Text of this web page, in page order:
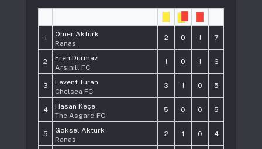
1
Ömer Aktürk
Ranas
2 0 1 7
2
Eren Durmaz
Arsınıll FC
1 0 1 6
3
Levent Turan
Chelsea FC
3 1 0 5
4
Hasan Keçe
The Asgard FC
5 0 0 5
5
Göksel Aktürk
Ranas
2 1 0 4